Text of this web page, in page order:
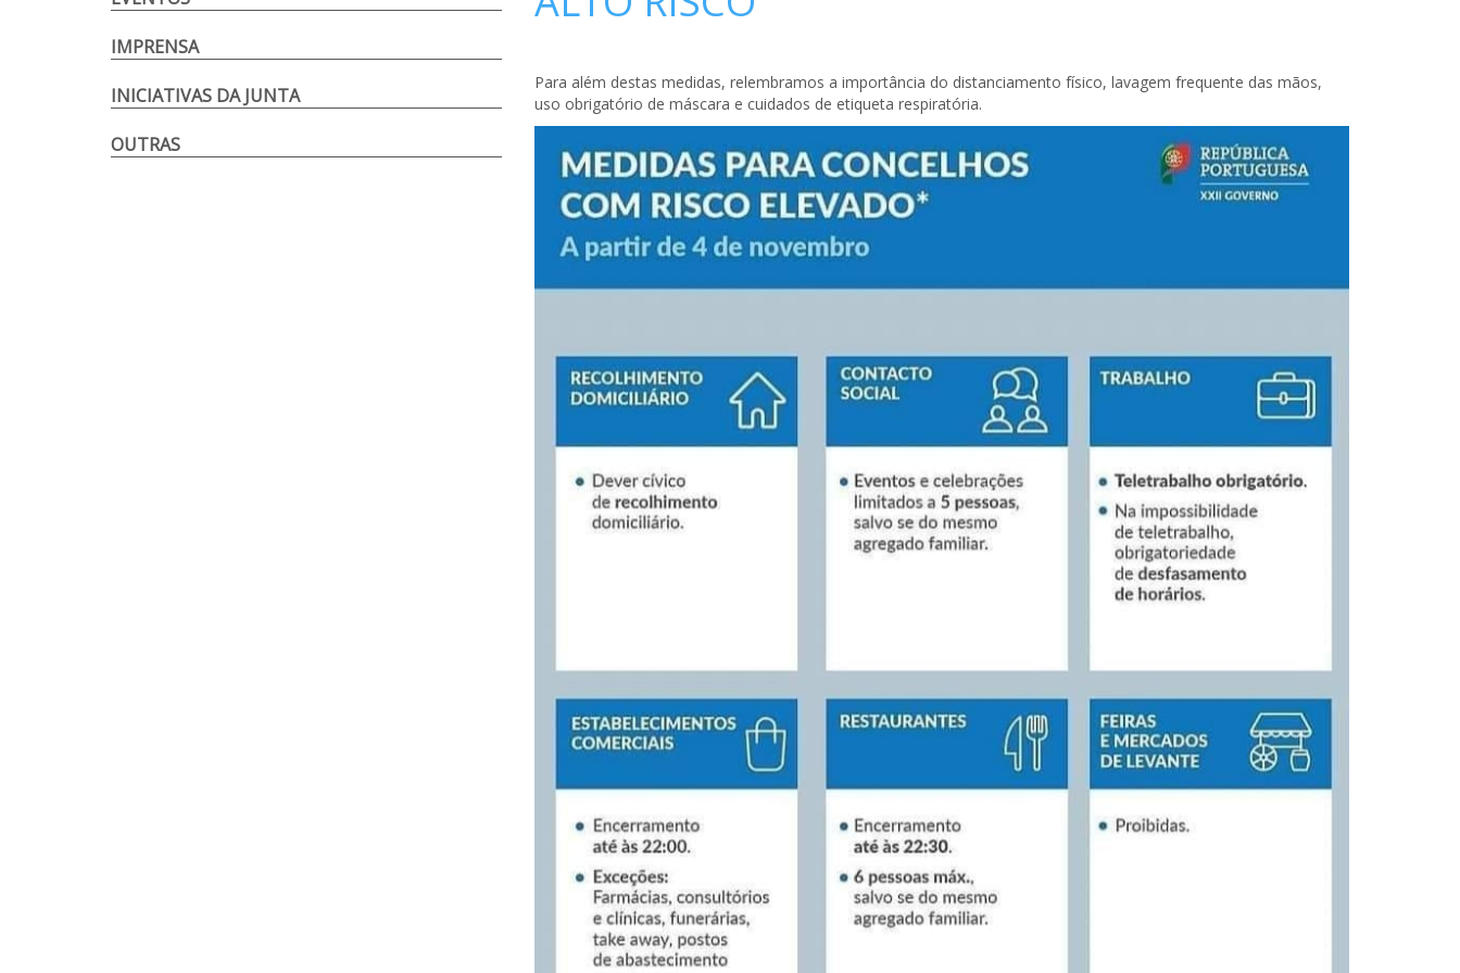
IMPRENSA
INICIATIVAS DA JUNTA
OUTRAS
Para além destas medidas, relembramos a importância do distanciamento físico, lavagem frequente das mãos,
uso obrigatório de máscara e cuidados de etiqueta respiratória.